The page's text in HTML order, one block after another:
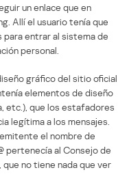
un enlace que en
Allí el usuario tenía que
entrar al sistema de
personal.
gráfico del sitio oficial
elementos de diseño
etc.), que los estafadores
legítima a los mensajes.
el nombre de
pertenecía al Consejo de
no tiene nada que ver